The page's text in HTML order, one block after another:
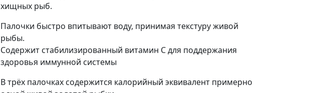
хищных рыб.
Палочки быстро впитывают воду, принимая текстуру живой
рыбы.
Содержит стабилизированный витамин С для поддержания
здоровья иммунной системы
В трёх палочках содержится калорийный эквивалент примерно